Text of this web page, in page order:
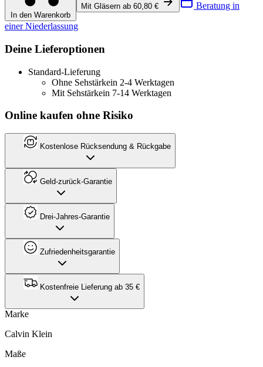
In den Warenkorb
Mit Gläsern ab 60,80 € Beratung in
einer Niederlassung
Deine Lieferoptionen
Standard-Lieferung
Ohne Sehstärkein 2-4 Werktagen
Mit Sehstärkein 7-14 Werktagen
Online kaufen ohne Risiko
Kostenlose Rücksendung & Rückgabe
Geld-zurück-Garantie
Drei-Jahres-Garantie
Zufriedenheitsgarantie
Kostenfreie Lieferung ab 35 €
Marke
Calvin Klein
Maße